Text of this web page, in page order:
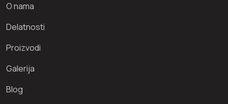
O nama
Delatnosti
Proizvodi
Galerija
Blog